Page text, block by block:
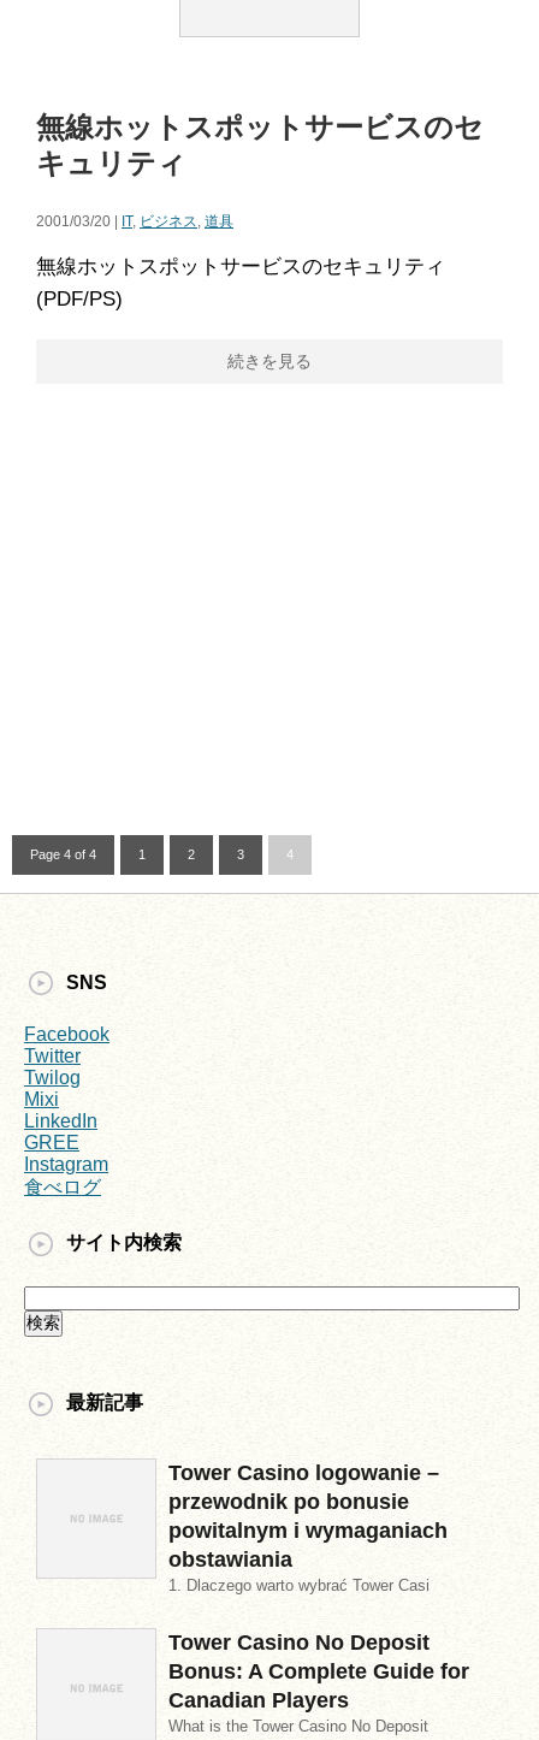
無線ホットスポットサービスのセ
キュリティ
2001/03/20 | IT, ビジネス, 道具
無線ホットスポットサービスのセキュリティ
(PDF/PS)
続きを見る
Page 4 of 4 1 2 3 4
SNS
Facebook
Twitter
Twilog
Mixi
LinkedIn
GREE
Instagram
食べログ
サイト内検索
最新記事
Tower Casino logowanie –
przewodnik po bonusie
powitalnym i wymaganiach
obstawiania
1. Dlaczego warto wybrać Tower Casi
Tower Casino No Deposit
Bonus: A Complete Guide for
Canadian Players
What is the Tower Casino No Deposit